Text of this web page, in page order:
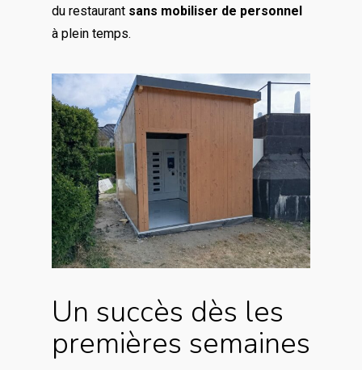
du restaurant sans mobiliser de personnel
à plein temps.
Un succès dès les
premières semaines